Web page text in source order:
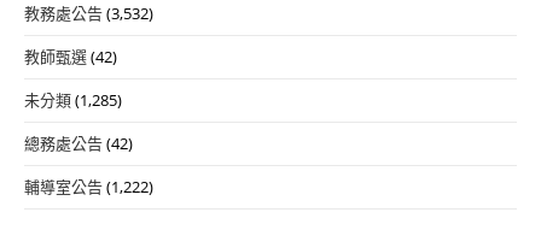
教務處公告(3,532)
教師甄選(42)
未分類(1,285)
總務處公告(42)
輔導室公告(1,222)